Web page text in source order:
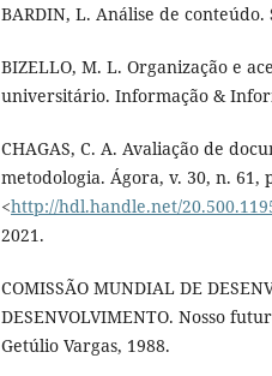
BARDIN, L. Análise de conteúdo.
BIZELLO, M. L. Organização e
universitário. Informação &
CHAGAS, C. A. Avaliação de
metodologia. Ágora, v. 30, n. 61,
<http://hdl.handle.net/
2021.
COMISSÃO MUNDIAL DE
DESENVOLVIMENTO. Nosso
Getúlio Vargas, 1988.